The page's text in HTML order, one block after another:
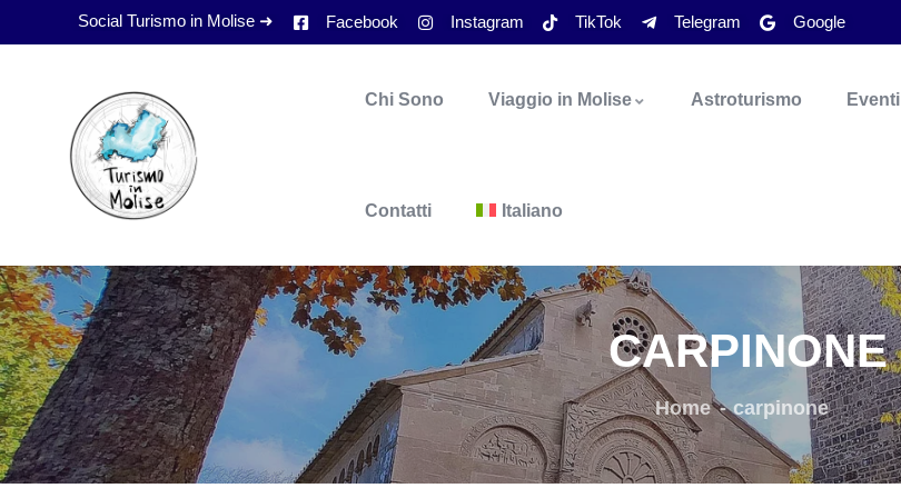
Social Turismo in Molise ➜ Facebook Instagram TikTok Telegram Google
Chi Sono Viaggio in Molise Astroturismo Eventi
Contatti Italiano
CARPINONE
Home carpinone